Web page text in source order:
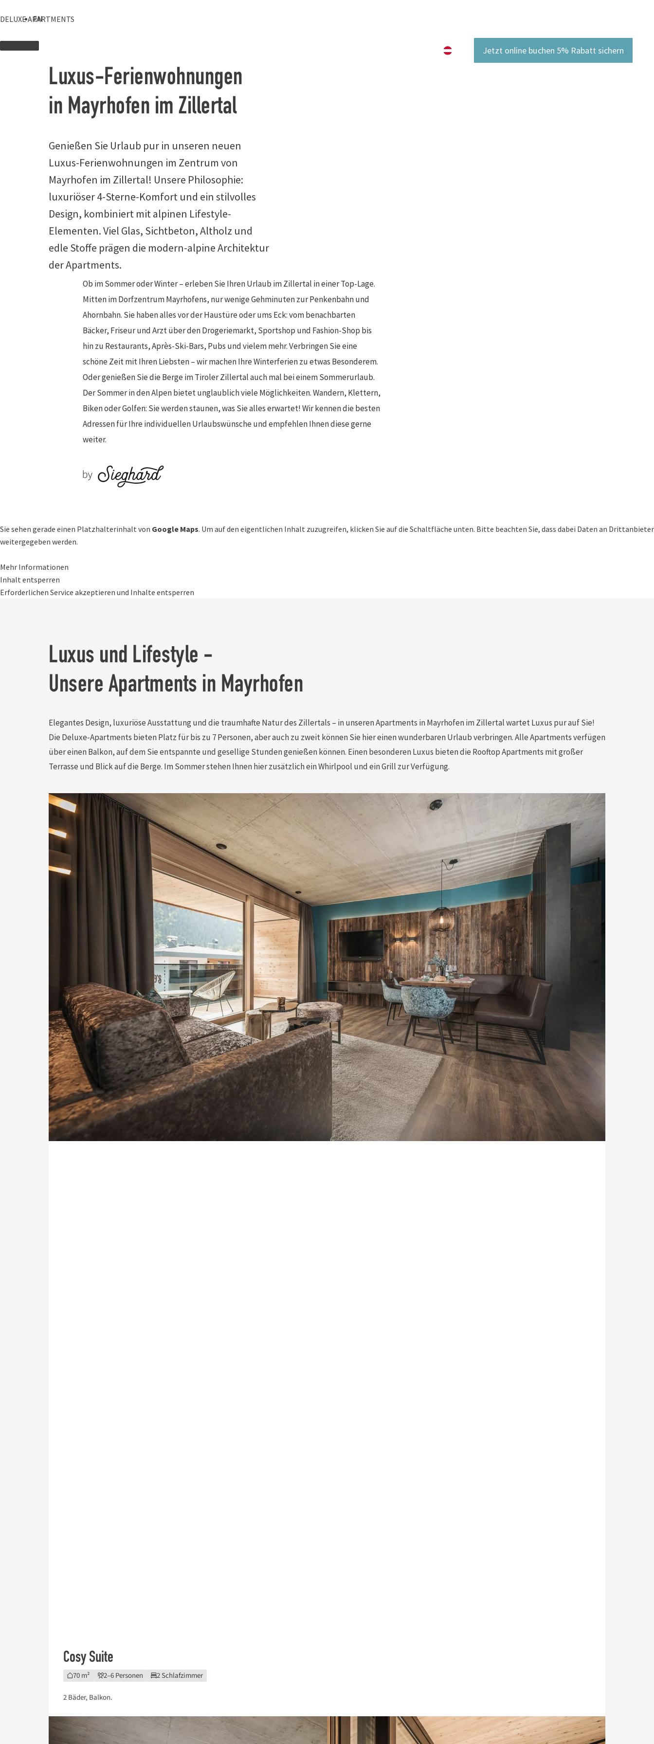
Inhalt
MENU DE Jetzt online buchen
EN
DELUXE APARTMENTS
Luxus-Ferienwohnungen
in Mayrhofen im Zillertal
Genießen Sie Urlaub pur in unseren neuen
Luxus-Ferienwohnungen im Zentrum von
Mayrhofen im Zillertal! Unsere Philosophie:
luxuriöser 4-Sterne-Komfort und ein stilvolles
Design, kombiniert mit alpinen Lifestyle-
Elementen. Viel Glas, Sichtbeton, Altholz und
edle Stoffe prägen die modern-alpine Architektur
der Apartments.
Ob im Sommer oder Winter – erleben Sie Ihren Urlaub im Zillertal in einer Top-Lage.
Mitten im Dorfzentrum Mayrhofens, nur wenige Gehminuten zur Penkenbahn und
Ahornbahn. Sie haben alles vor der Haustüre oder ums Eck: vom benachbarten
Bäcker, Friseur und Arzt über den Drogeriemarkt, Sportshop und Fashion-Shop bis
hin zu Restaurants, Après-Ski-Bars, Pubs und vielem mehr. Verbringen Sie eine
schöne Zeit mit Ihren Liebsten – wir machen Ihre Winterferien zu etwas Besonderem.
Oder genießen Sie die Berge im Tiroler Zillertal auch mal bei einem Sommerurlaub.
Der Sommer in den Alpen bietet unglaublich viele Möglichkeiten. Wandern, Klettern,
Biken oder Golfen: Sie werden staunen, was Sie alles erwartet! Wir kennen die besten
Adressen für Ihre individuellen Urlaubswünsche und empfehlen Ihnen diese gerne
weiter.
Sie sehen gerade einen Platzhalterinhalt von Google Maps. Um auf den eigentlichen Inhalt zuzugreifen, klicken Sie auf die Schaltfläche unten. Bitte beachten Sie, dass dabei Daten an Drittanbieter
weitergegeben werden.
Mehr Informationen
Inhalt entsperren
Erforderlichen Service akzeptieren und Inhalte entsperren
Luxus und Lifestyle -
Unsere Apartments in Mayrhofen
Elegantes Design, luxuriöse Ausstattung und die traumhafte Natur des Zillertals – in unseren Apartments in Mayrhofen im Zillertal wartet Luxus pur auf Sie!
Die Deluxe-Apartments bieten Platz für bis zu 7 Personen, aber auch zu zweit können Sie hier einen wunderbaren Urlaub verbringen. Alle Apartments verfügen
über einen Balkon, auf dem Sie entspannte und gesellige Stunden genießen können. Einen besonderen Luxus bieten die Rooftop Apartments mit großer
Terrasse und Blick auf die Berge. Im Sommer stehen Ihnen hier zusätzlich ein Whirlpool und ein Grill zur Verfügung.
Cosy Suite
70 m² 2–6 Personen 2 Schlafzimmer
2 Bäder, Balkon.